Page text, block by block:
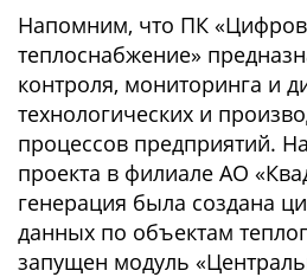
Напомним, что ПК
теплоснабжение»
контроля, мониторинга и
технологических и
процессов предприятий.
проекта в филиале АО
генерация была создана
данных по объектам
запущен модуль